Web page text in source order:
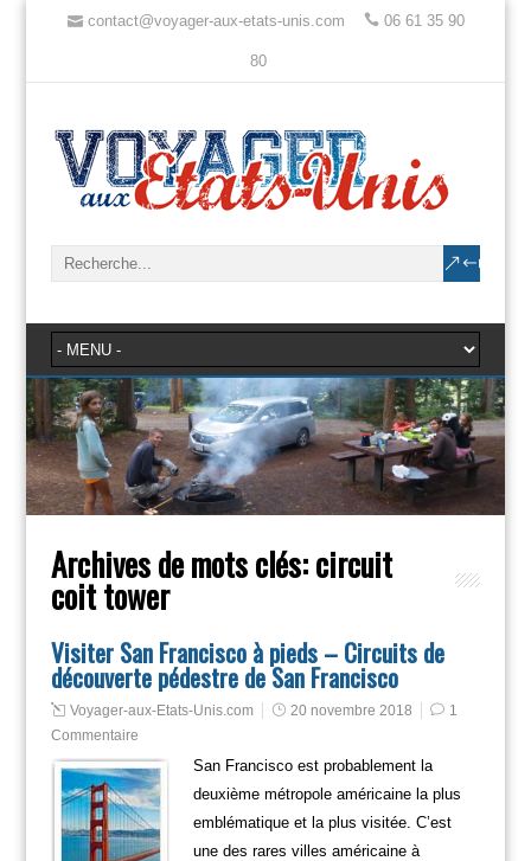
contact@voyager-aux-etats-unis.com 06 61 35 90
80
Archives de mots clés:circuit
coit tower
Visiter San Francisco à pieds – Circuits de
découverte pédestre de San Francisco
Voyager-aux-Etats-Unis.com 20 novembre 2018
1
Commentaire
San Francisco est probablement la
deuxième métropole américaine la plus
emblématique et la plus visitée. C’est
une des rares villes américaine à